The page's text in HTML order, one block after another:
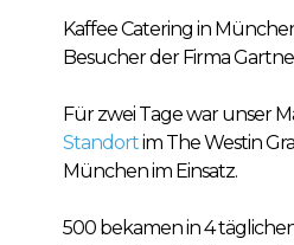
Kaffee Catering in
Besucher der Firma
Für zwei Tage war unser
Standortim The Westin
München im Einsatz.
500 bekamen in 4